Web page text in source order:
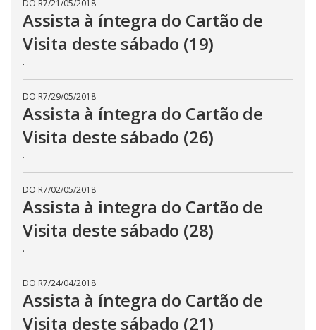
DO R7/21/05/2018
Assista à íntegra do Cartão de
Visita deste sábado (19)
.
DO R7/29/05/2018
Assista à íntegra do Cartão de
Visita deste sábado (26)
.
DO R7/02/05/2018
Assista à integra do Cartão de
Visita deste sábado (28)
.
DO R7/24/04/2018
Assista à íntegra do Cartão de
Visita deste sábado (21)